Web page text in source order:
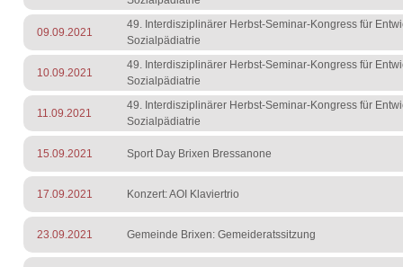
09.09.2021
49. Interdisziplinärer Herbst-Seminar-Kongress für
Sozialpädiatrie
10.09.2021
49. Interdisziplinärer Herbst-Seminar-Kongress für
Sozialpädiatrie
11.09.2021
49. Interdisziplinärer Herbst-Seminar-Kongress für
Sozialpädiatrie
15.09.2021 Sport Day Brixen Bressanone
17.09.2021 Konzert: AOI Klaviertrio
23.09.2021 Gemeinde Brixen: Gemeideratssitzung